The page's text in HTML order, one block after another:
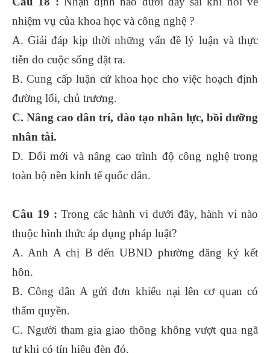
nhiệm vụ của khoa học và công nghệ ?
A. Giải đáp kịp thời những vấn đề lý luận và thực
tiễn do cuộc sống đặt ra.
B. Cung cấp luận cứ khoa học cho việc hoạch định
đường lối, chủ trương.
C. Nâng cao dân trí, đào tạo nhân lực, bồi dưỡng
nhân tài.
D. Đổi mới và nâng cao trình độ công nghệ trong
toàn bộ nền kinh tế quốc dân.
Câu 19 : Trong các hành vi dưới đây, hành vi nào
thuộc hình thức áp dụng pháp luật?
A. Anh A chị B đến UBND phường đăng ký kết
hôn.
B. Công dân A gửi đơn khiếu nại lên cơ quan có
thẩm quyền.
C. Người tham gia giao thông không vượt qua ngã
tư khi có tín hiệu đèn đỏ.